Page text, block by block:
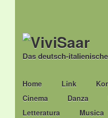
Das deutsch-
Main menu
Skip
to
content
Home Link
Cinema
Danza
Letteratura
Musica